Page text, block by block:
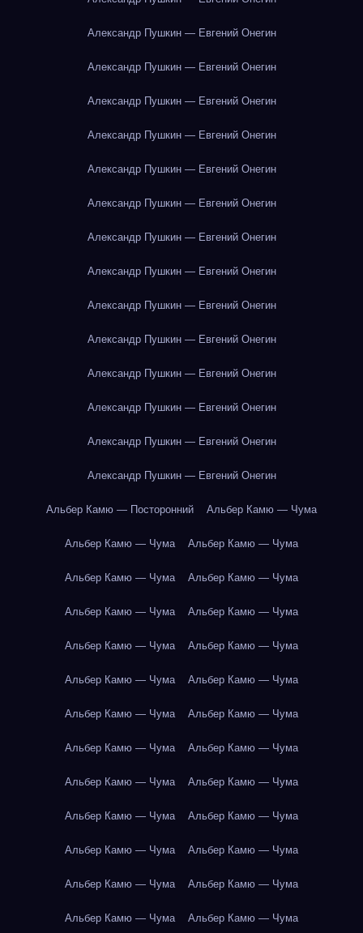
Александр Пушкин — Евгений Онегин
Александр Пушкин — Евгений Онегин
Александр Пушкин — Евгений Онегин
Александр Пушкин — Евгений Онегин
Александр Пушкин — Евгений Онегин
Александр Пушкин — Евгений Онегин
Александр Пушкин — Евгений Онегин
Александр Пушкин — Евгений Онегин
Александр Пушкин — Евгений Онегин
Александр Пушкин — Евгений Онегин
Александр Пушкин — Евгений Онегин
Александр Пушкин — Евгений Онегин
Александр Пушкин — Евгений Онегин
Александр Пушкин — Евгений Онегин
Альбер Камю — Посторонний Альбер Камю — Чума
Альбер Камю — Чума Альбер Камю — Чума
Альбер Камю — Чума Альбер Камю — Чума
Альбер Камю — Чума Альбер Камю — Чума
Альбер Камю — Чума Альбер Камю — Чума
Альбер Камю — Чума Альбер Камю — Чума
Альбер Камю — Чума Альбер Камю — Чума
Альбер Камю — Чума Альбер Камю — Чума
Альбер Камю — Чума Альбер Камю — Чума
Альбер Камю — Чума Альбер Камю — Чума
Альбер Камю — Чума Альбер Камю — Чума
Альбер Камю — Чума Альбер Камю — Чума
Альбер Камю — Чума Альбер Камю — Чума